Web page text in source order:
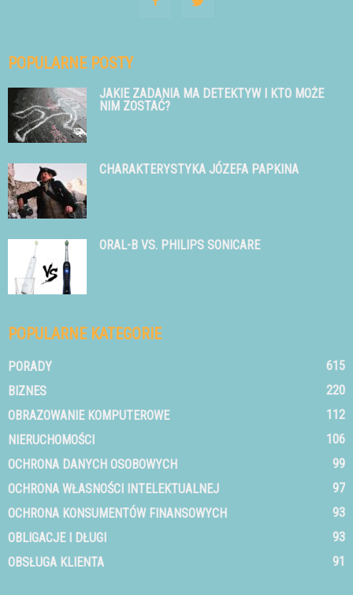
POPULARNE POSTY
JAKIE ZADANIA MA DETEKTYW I KTO MOŻE
NIM ZOSTAĆ?
CHARAKTERYSTYKA JÓZEFA PAPKINA
ORAL-B VS. PHILIPS SONICARE
POPULARNE KATEGORIE
PORADY
615
BIZNES
220
OBRAZOWANIE KOMPUTEROWE
112
NIERUCHOMOŚCI
106
OCHRONA DANYCH OSOBOWYCH
99
OCHRONA WŁASNOŚCI INTELEKTUALNEJ
97
OCHRONA KONSUMENTÓW FINANSOWYCH
93
OBLIGACJE I DŁUGI
93
OBSŁUGA KLIENTA
91